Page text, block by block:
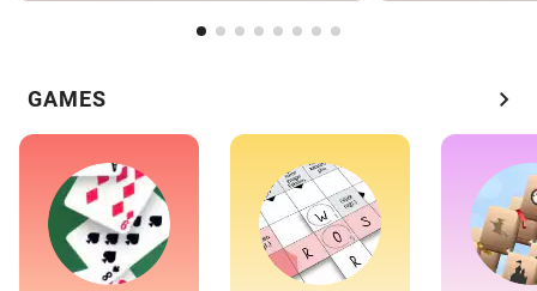
GAMES chevron_right